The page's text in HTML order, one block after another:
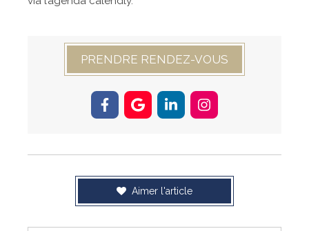
PRENDRE RENDEZ-VOUS
Aimer l'article